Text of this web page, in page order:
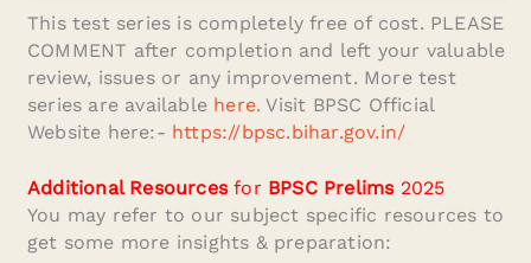
This test series is completely free of cost. PLEASE
COMMENT after completion and left your valuable
review, issues or any improvement. More test
series are available here. Visit BPSC Official
Website here:- https://bpsc.bihar.gov.in/
Additional Resourcesfor BPSC Prelims2025
You may refer to our subject specific resources to
get some more insights & preparation: